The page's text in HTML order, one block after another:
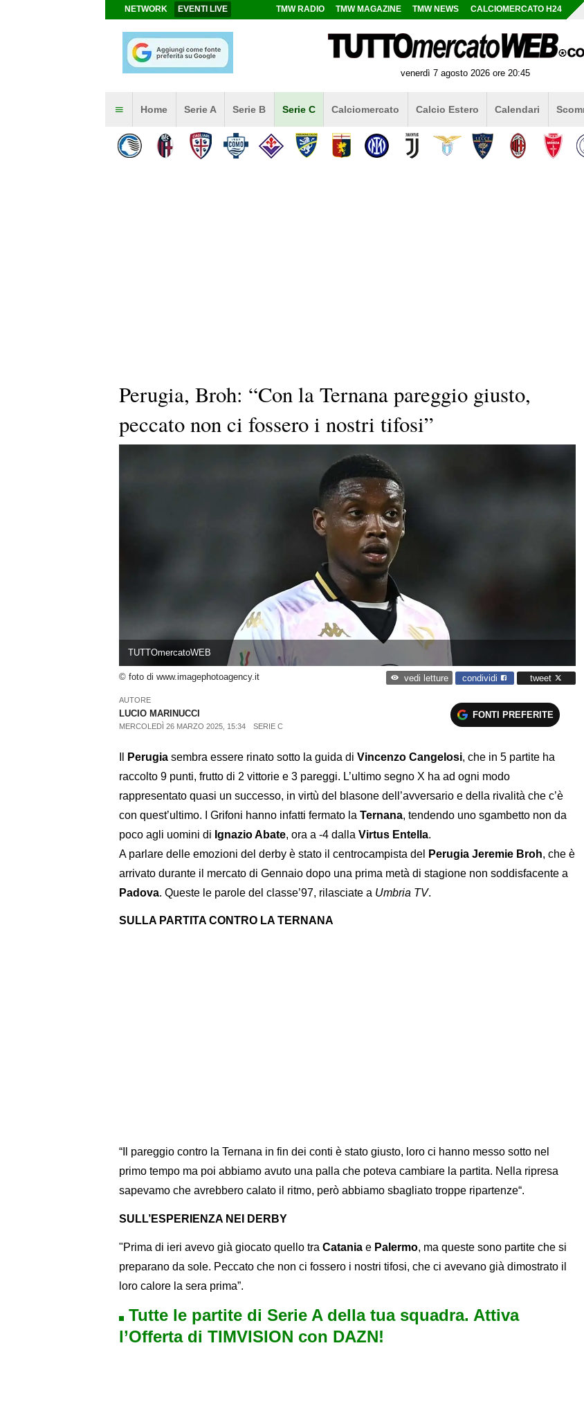
NETWORK EVENTI LIVE TMW RADIO TMW MAGAZINE TMW NEWS CALCIOMERCATO H24
venerdì 7 agosto 2026 ore 20:45
Home Serie A Serie B Serie C Calciomercato Calcio Estero Calendari
Perugia, Broh: “Con la Ternana pareggio giusto,
peccato non ci fossero i nostri tifosi”
TUTTOmercatoWEB
© foto di www.imagephotoagency.it vedi letture condividi tweet
AUTORE
LUCIO MARINUCCI
MERCOLEDÌ 26 MARZO 2025, 15:34 SERIE C
FONTI PREFERITE
Perugia sembra essere rinato sotto la guida di Vincenzo Cangelosi, che in 5 partite ha
raccolto 9 punti, frutto di 2 vittorie e 3 pareggi. L’ultimo segno X ha ad ogni modo
rappresentato quasi un successo, in virtù del blasone dell’avversario e della rivalità che c’è
con quest’ultimo. I Grifoni hanno infatti fermato la Ternana, tendendo uno sgambetto non da
poco agli uomini di Ignazio Abate, ora a -4 dalla Virtus Entella.
A parlare delle emozioni del derby è stato il centrocampista del
Perugia Jeremie Broh, che è
arrivato durante il mercato di Gennaio dopo una prima metà di stagione non soddisfacente a
Padova. Queste le parole del classe’97, rilasciate a Umbria TV.
SULLA PARTITA CONTRO LA TERNANA
“Il pareggio contro la Ternana in fin dei conti è stato giusto, loro ci hanno messo sotto nel
primo tempo ma poi abbiamo avuto una palla che poteva cambiare la partita. Nella ripresa
sapevamo che avrebbero calato il ritmo, però abbiamo sbagliato troppe ripartenze“.
SULL’ESPERIENZA NEI DERBY
"Prima di ieri avevo già giocato quello tra Catania e Palermo, ma queste sono partite che si
preparano da sole. Peccato che non ci fossero i nostri tifosi, che ci avevano già dimostrato il
loro calore la sera prima”.
Tutte le partite di Serie A della tua squadra. Attiva
l’Offerta di TIMVISION con DAZN!